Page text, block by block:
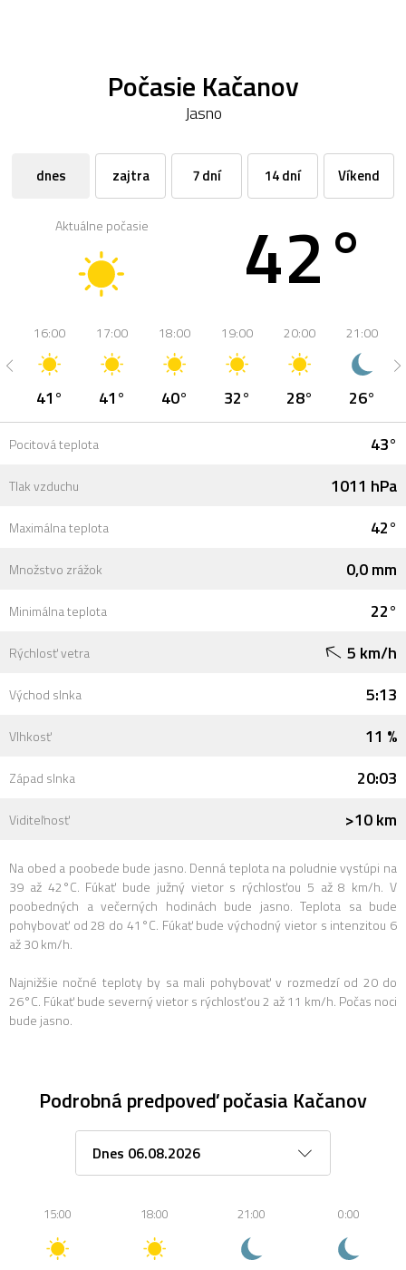
Počasie Kačanov
Jasno
dnes zajtra 7 dní 14 dní Víkend
Aktuálne počasie 42°
16:00
41°
17:00
41°
18:00
40°
19:00
32°
20:00
28°
21:00
26°
Pocitová teplota 43°
Tlak vzduchu 1011 hPa
Maximálna teplota 42°
Množstvo zrážok 0,0 mm
Minimálna teplota 22°
Rýchlosť vetra 5 km/h
Východ slnka 5:13
Vlhkosť 11 %
Západ slnka 20:03
Viditeľnosť >10 km
Na obed a poobede bude jasno. Denná teplota na poludnie vystúpi na
39 až 42°C. Fúkať bude južný vietor s rýchlosťou 5 až 8 km/h. V
poobedných a večerných hodinách bude jasno. Teplota sa bude
pohybovať od 28 do 41°C. Fúkať bude východný vietor s intenzitou 6
až 30 km/h.
Najnižšie nočné teploty by sa mali pohybovať v rozmedzí od 20 do
26°C. Fúkať bude severný vietor s rýchlosťou 2 až 11 km/h. Počas noci
bude jasno.
Podrobná predpoveď počasia Kačanov
15:00 18:00 21:00 0:00